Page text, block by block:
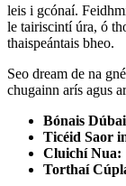
leis i gcónaí.
le tairiscintí úra, ó
thaispeántais bheo.
Seo dream de na
chugainn arís agus
Bónais
Ticéid Saor
Cluichí Nua:
Torthaí